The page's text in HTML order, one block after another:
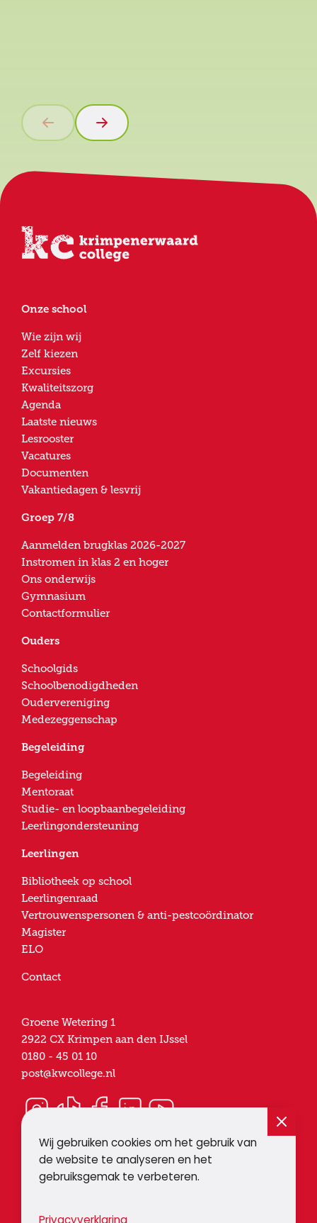
Wij gebruiken cookies om het gebruik van
de website te analyseren en het
gebruiksgemak te verbeteren.
Onze school
Wie zijn wij
Zelf kiezen
Excursies
Kwaliteitszorg
Agenda
Laatste nieuws
Lesrooster
Vacatures
Documenten
Vakantiedagen & lesvrij
Groep 7/8
Aanmelden brugklas 2026-2027
Instromen in klas 2 en hoger
Ons onderwijs
Gymnasium
Contactformulier
Ouders
Schoolgids
Schoolbenodigdheden
Oudervereniging
Medezeggenschap
Begeleiding
Begeleiding
Mentoraat
Studie- en loopbaanbegeleiding
Leerlingondersteuning
Leerlingen
Bibliotheek op school
Leerlingenraad
Vertrouwenspersonen & anti-pestcoördinator
Magister
ELO
Contact
Groene Wetering 1
2922 CX Krimpen aan den IJssel
0180 - 45 01 10
post@kwcollege.nl
Krimpenerwaard